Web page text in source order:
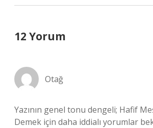
12 Yorum
Otağ
Yazının genel tonu dengeli; Hafif
Demek için daha iddialı yorumlar